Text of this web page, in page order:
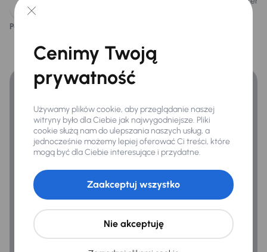
Kontrola tlaku v pneumatikách
Hf
Infotainment
Podłokietnik
Połączenie USB (audio)
Podoba ci się ten opis?
Finansowanie
Zyskaj lepsze warunki finansowania niż v banku.
Cenimy Twoją
prywatność
Używamy plików cookie, aby przeglądanie naszej
witryny było dla Ciebie jak najwygodniejsze. Pliki
cookie służą nam do ulepszania naszych usług, a
jednocześnie możemy lepiej oferować Ci treści, które
mogą być dla Ciebie interesujące i przydatne.
Nie akceptuję
Zaakceptuj wszystko